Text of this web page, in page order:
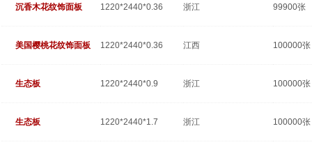
沉香木花纹饰面板 1220*2440*0.36 浙江 99900张
美国樱桃花纹饰面板 1220*2440*0.36 江西 100000张
生态板 1220*2440*0.9 浙江 100000张
生态板 1220*2440*1.7 浙江 100000张